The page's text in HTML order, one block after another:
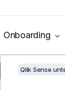
Onboarding
Qlik Sense